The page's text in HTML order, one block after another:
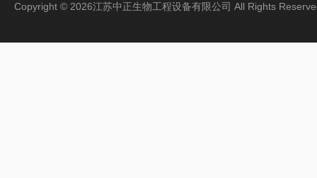
Copyright © 2026江苏中正生物工程设备有限公司 All Rights